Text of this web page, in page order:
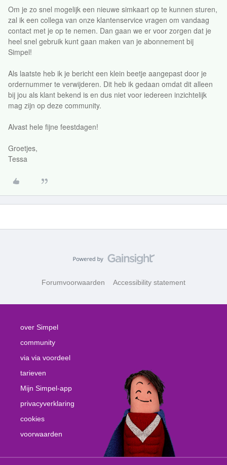
Om je zo snel mogelijk een nieuwe simkaart op te kunnen sturen,
zal ik een collega van onze klantenservice vragen om vandaag
contact met je op te nemen. Dan gaan we er voor zorgen dat je
heel snel gebruik kunt gaan maken van je abonnement bij
Simpel!
Als laatste heb ik je bericht een klein beetje aangepast door je
ordernummer te verwijderen. Dit heb ik gedaan omdat dit alleen
bij jou als klant bekend is en dus niet voor iedereen inzichtelijk
mag zijn op deze community.
Alvast hele fijne feestdagen!
Groetjes,
Tessa
Forumvoorwaarden Accessibility statement
over Simpel
community
via via voordeel
tarieven
Mijn Simpel-app
privacyverklaring
cookies
voorwaarden